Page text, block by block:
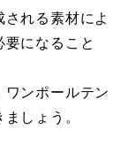
れる素材によ
になること
ンポールテン
しょう。